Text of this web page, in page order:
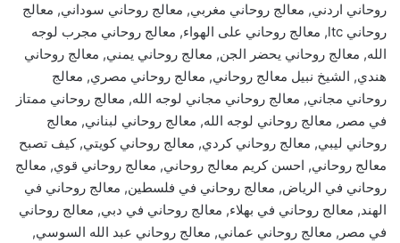
روحاني اردني, معالج روحاني مغربي, معالج روحاني سوداني, معالج
روحاني ltc, معالج روحاني على الهواء, معالج روحاني مجرب لوجه
الله, معالج روحاني يحضر الجن, معالج روحاني يمني, معالج روحاني
هندي, الشيخ نبيل معالج روحاني, معالج روحاني مصري, معالج
روحاني مجاني, معالج روحاني مجاني لوجه الله, معالج روحاني ممتاز
في مصر, معالج روحاني لوجه الله, معالج روحاني لبناني, معالج
روحاني ليبي, معالج روحاني كردي, معالج روحاني كويتي, كيف تصبح
معالج روحاني, احسن كريم معالج روحاني, معالج روحاني قوي, معالج
روحاني في الرياض, معالج روحاني في فلسطين, معالج روحاني في
الهند, معالج روحاني في بهلاء, معالج روحاني في دبي, معالج روحاني
في مصر, معالج روحاني عماني, معالج روحاني عبد الله السوسي,